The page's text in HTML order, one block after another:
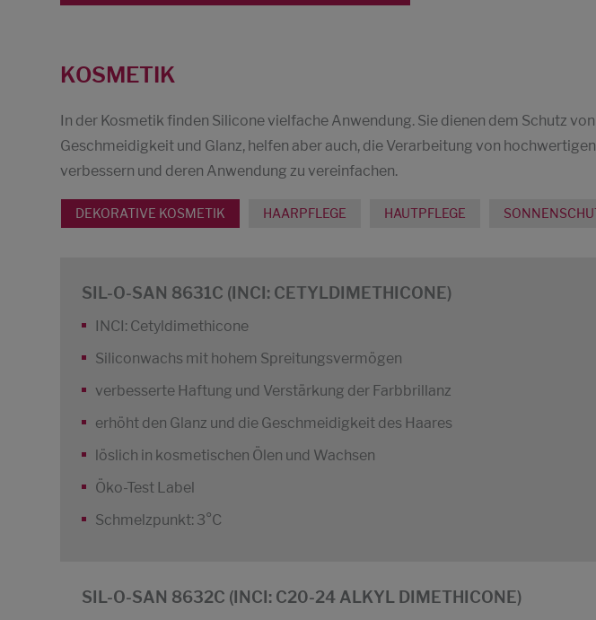
KOSMETIK
In der Kosmetik finden Silicone vielfache Anwendung. Sie dienen dem Schutz
Geschmeidigkeit und Glanz, helfen aber auch, die Verarbeitung von
verbessern und deren Anwendung zu vereinfachen.
DEKORATIVE KOSMETIK HAARPFLEGE HAUTPFLEGE
SIL-O-SAN 8631C (INCI: CETYLDIMETHICONE)
INCI: Cetyldimethicone
Siliconwachs mit hohem Spreitungsvermögen
verbesserte Haftung und Verstärkung der Farbbrillanz
erhöht den Glanz und die Geschmeidigkeit des Haares
löslich in kosmetischen Ölen und Wachsen
Öko-Test Label
Schmelzpunkt: 3°C
SIL-O-SAN 8632C (INCI: C20-24 ALKYL DIMETHICONE)